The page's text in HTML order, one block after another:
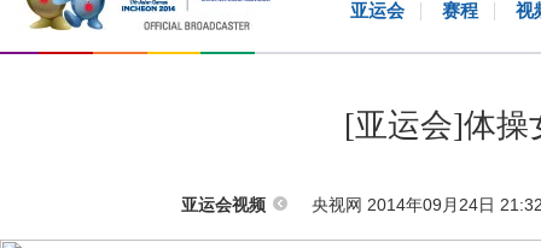
亚运会 赛程 视
[亚运会]体操
亚运会视频 央视网 2014年09月24日